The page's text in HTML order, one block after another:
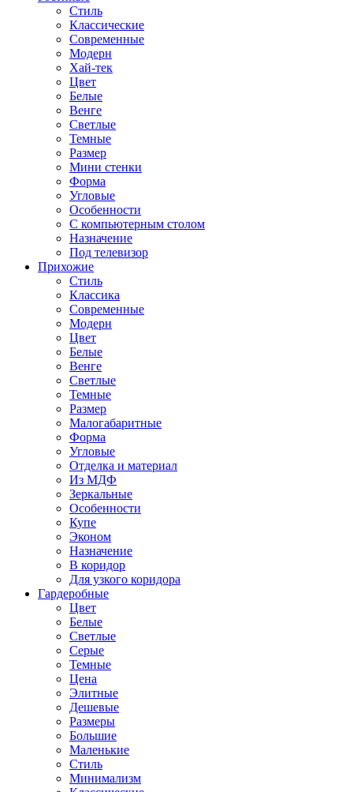
Стиль
Классические
Современные
Модерн
Хай-тек
Цвет
Белые
Венге
Светлые
Темные
Размер
Мини стенки
Форма
Угловые
Особенности
С компьютерным столом
Назначение
Под телевизор
Прихожие
Стиль
Классика
Современные
Модерн
Цвет
Белые
Венге
Светлые
Темные
Размер
Малогабаритные
Форма
Угловые
Отделка и материал
Из МДФ
Зеркальные
Особенности
Купе
Эконом
Назначение
В коридор
Для узкого коридора
Гардеробные
Цвет
Белые
Светлые
Серые
Темные
Цена
Элитные
Дешевые
Размеры
Большие
Маленькие
Стиль
Минимализм